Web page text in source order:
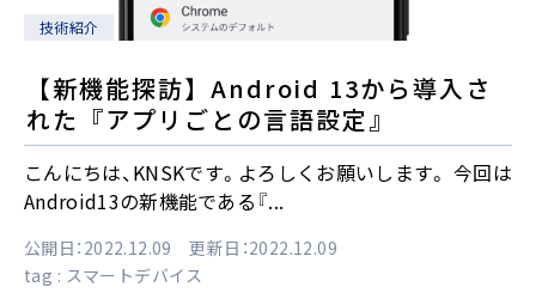
技術紹介
【新機能探訪】Android 13から導入さ
れた『アプリごとの言語設定』
こんにちは、KNSKです。よろしくお願いします。 今回は
Android13の新機能である『...
公開日：2022.12.09 更新日：2022.12.09
tag : スマートデバイス